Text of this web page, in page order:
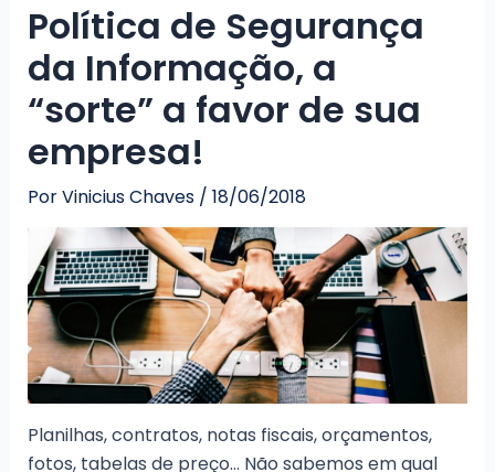
Política de Segurança
da Informação, a
“sorte” a favor de sua
empresa!
PorVinicius Chaves / 18/06/2018
Planilhas, contratos, notas fiscais, orçamentos,
fotos, tabelas de preço… Não sabemos em qual